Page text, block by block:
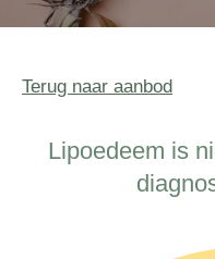
Terug naar aanbod
Lipoedeem is